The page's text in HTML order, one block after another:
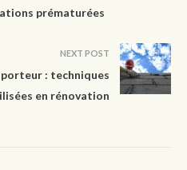
prématurées
NEXT POST
porteur : techniques
en rénovation